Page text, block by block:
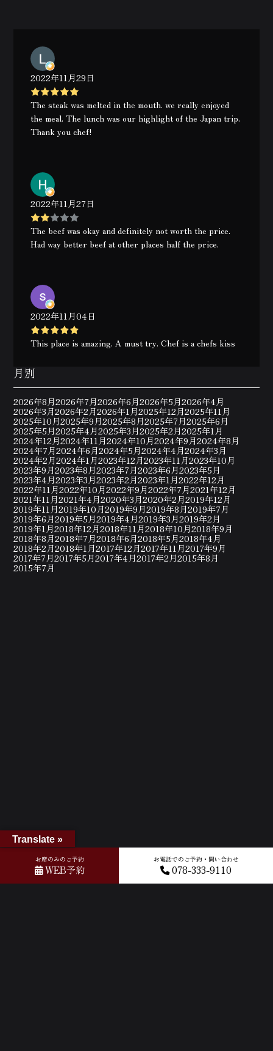
2022年11月29日
The steak was melted in the mouth. we really enjoyed
the meal. The lunch was our highlight of the Japan trip.
Thank you chef!
2022年11月27日
The beef was okay and definitely not worth the price.
Had way better beef at other places half the price.
2022年11月04日
This place is amazing. A must try. Chef is a chefs kiss
月別
2026年8月2026年7月2026年6月2026年5月2026年4月
2026年3月2026年2月2026年1月2025年12月2025年11月
2025年10月2025年9月2025年8月2025年7月2025年6月
2025年5月2025年4月2025年3月2025年2月2025年1月
2024年12月2024年11月2024年10月2024年9月2024年8月
2024年7月2024年6月2024年5月2024年4月2024年3月
2024年2月2024年1月2023年12月2023年11月2023年10月
2023年9月2023年8月2023年7月2023年6月2023年5月
2023年4月2023年3月2023年2月2023年1月2022年12月
2022年11月2022年10月2022年9月2022年7月2021年12月
2021年11月2021年4月2020年3月2020年2月2019年12月
2019年11月2019年10月2019年9月2019年8月2019年7月
2019年6月2019年5月2019年4月2019年3月2019年2月
2019年1月2018年12月2018年11月2018年10月2018年9月
2018年8月2018年7月2018年6月2018年5月2018年4月
2018年2月2018年1月2017年12月2017年11月2017年9月
2017年7月2017年5月2017年4月2017年2月2015年8月
2015年7月
お席のみのご予約
WEB予約
お電話でのご予約・問い合わせ
078-333-9110
Translate »